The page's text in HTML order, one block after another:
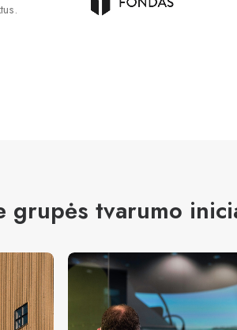
grupės tvarumo